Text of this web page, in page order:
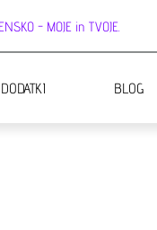
- MOJE in TVOJE.
BLOG